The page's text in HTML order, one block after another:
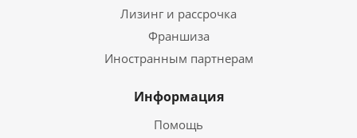
Лизинг и рассрочка
Франшиза
Иностранным партнерам
Информация
Помощь